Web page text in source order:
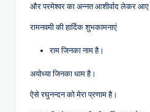
और परमेश्वर का अन्नत आशीर्वाद लेकर आए
रामनवमी की हार्दिक शुभकामनाएं
राम जिनका नाम है।
अयोध्या जिनका धाम है।
ऐसे रघुनन्दन को मेरा प्रणाम है।